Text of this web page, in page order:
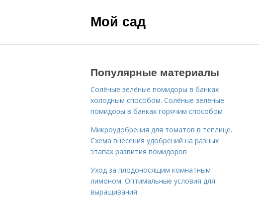
Мой сад
Популярные материалы
Солёные зелёные помидоры в банках
холодным способом. Солёные зелёные
помидоры в банках горячим способом
Микроудобрения для томатов в теплице.
Схема внесения удобрений на разных
этапах развития помидоров
Уход за плодоносящим комнатным
лимоном. Оптимальные условия для
выращивания